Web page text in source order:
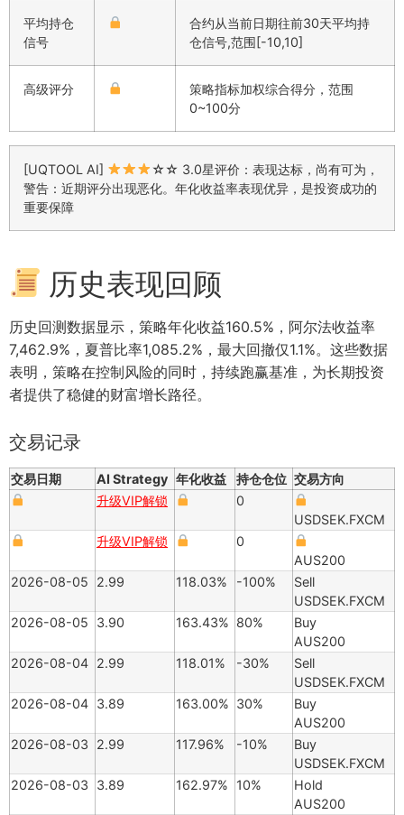
平均持仓
信号
合约从当前日期往前30天平均持
仓信号,范围[-10,10]
高级评分
策略指标加权综合得分，范围
0~100分
[UQTOOL AI]
☆☆ 3.0星评价：表现达标，尚有可为，
警告：近期评分出现恶化。年化收益率表现优异，是投资成功的
重要保障
历史表现回顾
历史回测数据显示，策略年化收益160.5%，阿尔法收益率
7,462.9%，夏普比率1,085.2%，最大回撤仅1.1%。这些数据
表明，策略在控制风险的同时，持续跑赢基准，为长期投资
者提供了稳健的财富增长路径。
交易记录
交易日期 AI Strategy 年化收益 持仓仓位 交易方向
升级VIP解锁
0
USDSEK.FXCM
升级VIP解锁
0
AUS200
2026-08-05
2.99 118.03% -100%
Sell
USDSEK.FXCM
2026-08-05
3.90 163.43% 80%
Buy
AUS200
2026-08-04 2.99 118.01% -30%
Sell
USDSEK.FXCM
2026-08-04 3.89 163.00% 30%
Buy
AUS200
2026-08-03
2.99 117.96% -10%
Buy
USDSEK.FXCM
2026-08-03
3.89 162.97% 10%
Hold
AUS200